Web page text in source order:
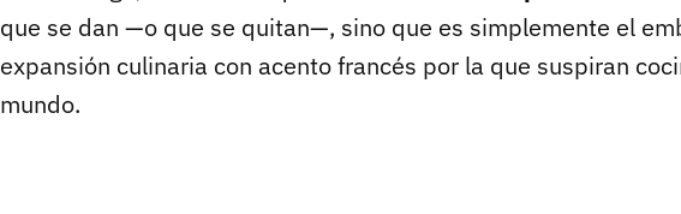
que se dan —o que se quitan—, sino que es simplemente el
expansión culinaria con acento francés por la que suspiran
mundo.